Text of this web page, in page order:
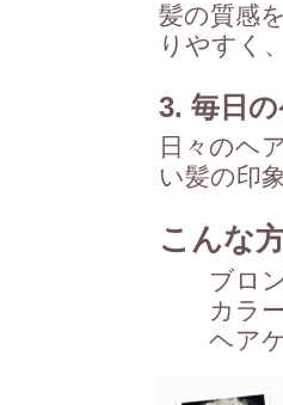
髪の質感
りやすく
3. 毎日
日々のヘ
い髪の印
こんな
ブロ
カラ
ヘア